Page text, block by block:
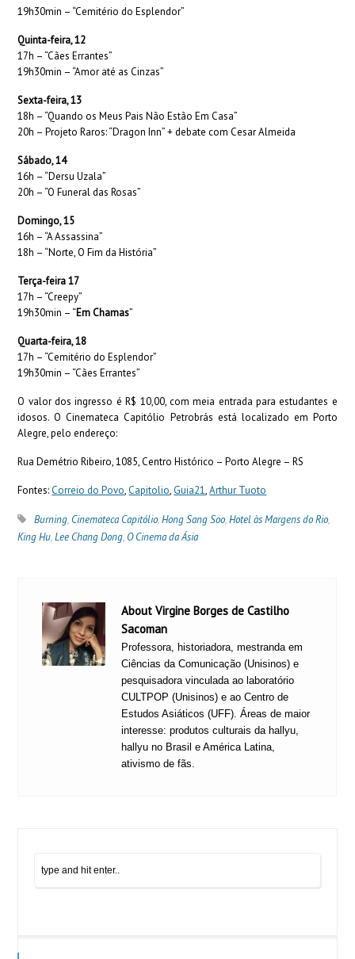
19h30min – “Cemitério do Esplendor”
Quinta-feira, 12
17h – “Cães Errantes”
19h30min – “Amor até as Cinzas”
Sexta-feira, 13
18h – “Quando os Meus Pais Não Estão Em Casa”
20h – Projeto Raros: “Dragon Inn” + debate com Cesar Almeida
Sábado, 14
16h – “Dersu Uzala”
20h – “O Funeral das Rosas”
Domingo, 15
16h – “A Assassina”
18h – “Norte, O Fim da História”
Terça-feira 17
17h – “Creepy”
19h30min – “Em Chamas”
Quarta-feira, 18
17h – “Cemitério do Esplendor”
19h30min – “Cães Errantes”
O valor dos ingresso é R$ 10,00, com meia entrada para estudantes e
idosos. O Cinemateca Capitólio Petrobrás está localizado em Porto
Alegre, pelo endereço:
Rua Demétrio Ribeiro, 1085, Centro Histórico – Porto Alegre – RS
Fontes: Correio do Povo, Capitolio, Guia21,Arthur Tuoto
Burning, Cinemateca Capitólio,Hong Sang Soo,Hotel às Margens do Rio,
King Hu,Lee Chang Dong, O Cinema da Ásia
About Virgine Borges de Castilho
Sacoman
Professora, historiadora, mestranda em
Ciências da Comunicação (Unisinos) e
pesquisadora vinculada ao laboratório
CULTPOP (Unisinos) e ao Centro de
Estudos Asiáticos (UFF). Áreas de maior
interesse: produtos culturais da hallyu,
hallyu no Brasil e América Latina,
ativismo de fãs.